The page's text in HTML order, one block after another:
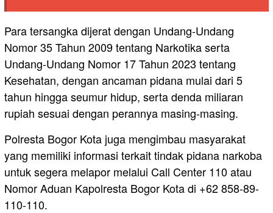
Para tersangka dijerat dengan Undang-Undang
Nomor 35 Tahun 2009 tentang Narkotika serta
Undang-Undang Nomor 17 Tahun 2023 tentang
Kesehatan, dengan ancaman pidana mulai dari 5
tahun hingga seumur hidup, serta denda miliaran
rupiah sesuai dengan perannya masing-masing.
Polresta Bogor Kota juga mengimbau masyarakat
yang memiliki informasi terkait tindak pidana narkoba
untuk segera melapor melalui Call Center 110 atau
Nomor Aduan Kapolresta Bogor Kota di +62 858-89-
110-110.